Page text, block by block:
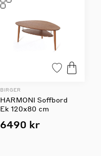
BIRGER
HARMONI Soffbord
Ek 120x80 cm
6490 kr